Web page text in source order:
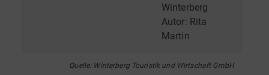
Winterberg
Autor: Rita
Martin
Quelle: Winterberg Touristik und Wirtschaft GmbH